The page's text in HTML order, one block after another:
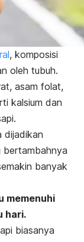
, komposisi
oleh tubuh.
asam folat,
kalsium dan
dijadikan
bertambahnya
banyak
memenuhi
hari.
biasanya